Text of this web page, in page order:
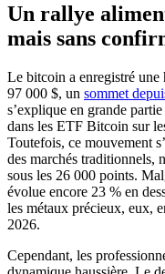
Un rallye
mais sans
Le bitcoin a enregistré une
97 000 $, un sommet
s’explique en grande
dans les ETF Bitcoin sur
Toutefois, ce mouvement
des marchés traditionnels,
sous les 26 000 points.
évolue encore 23 % en
les métaux précieux, eux,
2026.
Cependant, les